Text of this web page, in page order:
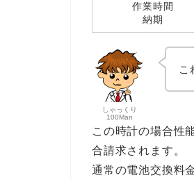
作業時間
納期
しゃっくり
100Man
こ
この時計の場合性
合請求されます。
通常の電池交換料